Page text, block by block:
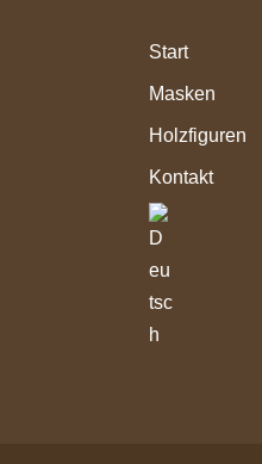
Start
Masken
Holzfiguren
Kontakt